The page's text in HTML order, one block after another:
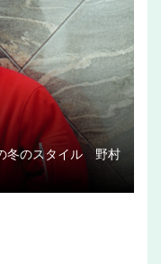
冬のスタイル 野村